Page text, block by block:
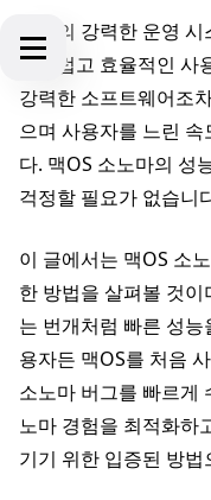
애플의 강력한 운영
매끄럽고 효율적인 사
강력한 소프트웨어조
으며 사용자를 느린
다. 맥OS 소노마의 성
걱정할 필요가 없습니
이 글에서는 맥OS 소
한 방법을 살펴볼 것
는 번개처럼 빠른 성
용자든 맥OS를 처음
소노마 버그를 빠르게
노마 경험을 최적화하
기기 위한 입증된 방